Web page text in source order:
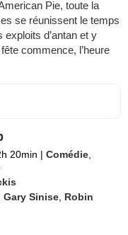
Pie, toute la
se réunissent le temps
d’antan et y
commence, l’heure
20min | Comédie,
Gary Sinise, Robin